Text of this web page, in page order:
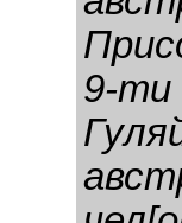
9-ти